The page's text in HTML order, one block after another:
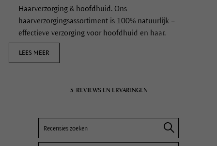
Haarverzorging & hoofdhuid. Ons
haarverzorgingsassortiment is 100% natuurlijk –
effectieve verzorging voor hoofdhuid en haar.
LEES MEER
3 REVIEWS EN ERVARINGEN